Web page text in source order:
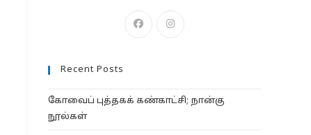
Opens
Recent Posts
கோவைப் புத்தகக் கண்காட்சி; நான்கு
நூல்கள்